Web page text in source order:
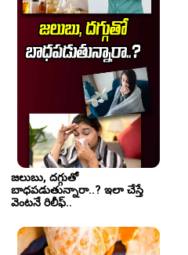
జలుబు, దగ్గుతో
బాధపడుతున్నారా..? ఇలా చేస్తే
వెంటనే రిలీఫ్..